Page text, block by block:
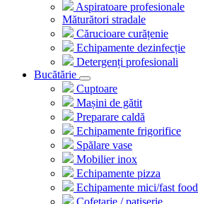
Aspiratoare profesionale
Măturători stradale
Cărucioare curățenie
Echipamente dezinfecție
Detergenți profesionali
Bucătărie
Cuptoare
Mașini de gătit
Preparare caldă
Echipamente frigorifice
Spălare vase
Mobilier inox
Echipamente pizza
Echipamente mici/fast food